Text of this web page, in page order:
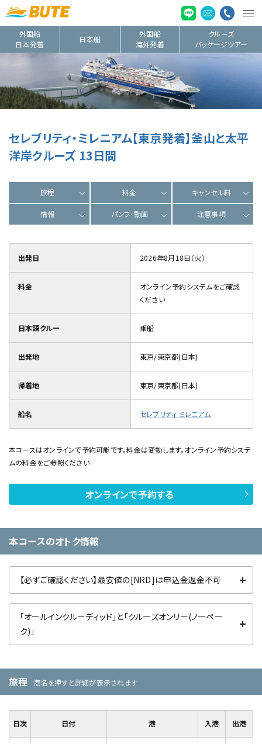
外国船
日本発着
日本船
外国船
海外発着
クルーズ
パッケージツアー
セレブリティ・ミレニアム【東京発着】釜山と太平
洋岸クルーズ 13日間
旅程 料金 キャンセル料
情報 パンフ・動画 注意事項
出発日 2026年8月18日（火）
料金
オンライン予約システムをご確認
ください
日本語クルー 乗船
出発地 東京/東京都(日本)
帰着地 東京/東京都(日本)
船名 セレブリティ ミレニアム
本コースはオンラインで予約可能です。料金は変動します。オンライン予約システ
ムの料金をご参照ください
オンラインで予約する
本コースのオトク情報
【必ずご確認ください】最安値の[NRD]は申込金返金不可
「オールインクルーディッド」と「クルーズオンリー(ノーペー
ク)」
旅程 港名を押すと詳細が表示されます
日次 日付 港 入港 出港